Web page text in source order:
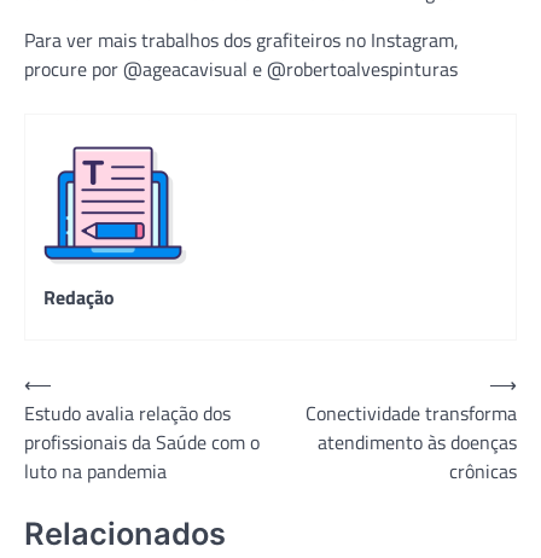
Para ver mais trabalhos dos grafiteiros no Instagram,
procure por @ageacavisual e @robertoalvespinturas
Redação
Navegação
de
Post
⟵
Estudo avalia relação dos
profissionais da Saúde com o
luto na pandemia
Conectividade transforma
atendimento às doenças
crônicas
⟶
Relacionados